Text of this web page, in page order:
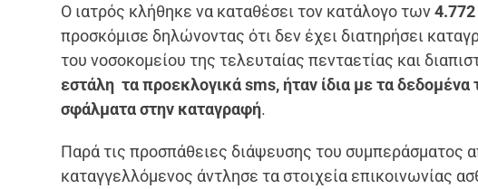
Ο ιατρός κλήθηκε να καταθέσει τον κατάλογο των
προσκόμισε δηλώνοντας ότι δεν έχει διατηρήσει
του νοσοκομείου της τελευταίας πενταετίας και
εστάλη τα προεκλογικάsms, ήταν ίδια με τα δεδομένα
σφάλματα στην καταγραφή.
Παρά τις προσπάθειες διάψευσης του συμπεράσματος
καταγγελλόμενος άντλησε τα στοιχεία επικοινωνίας